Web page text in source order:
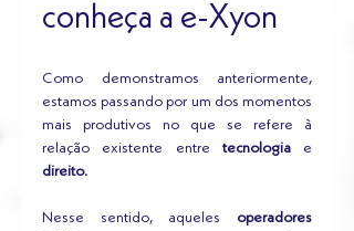
conheça a e-Xyon
Como demonstramos anteriormente,
estamos passando por um dos momentos
mais produtivos no que se refere à
relação existente entre tecnologia e
direito.
Nesse sentido, aqueles operadores